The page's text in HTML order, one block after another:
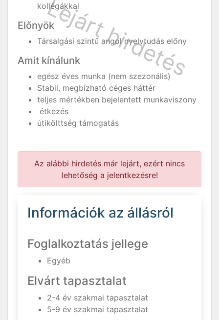
kollégákkal
Előnyök
Társalgási szintű angol nyelvtudás előny
Amit kínálunk
egész éves munka (nem szezonális)
Stabil, megbízható céges háttér
teljes mértékben bejelentett munkaviszony
étkezés
útikölttség támogatás
Az alábbi hirdetés már lejárt, ezért nincs
lehetőség a jelentkezésre!
Információk az állásról
Foglalkoztatás jellege
Egyéb
Elvárt tapasztalat
2-4 év szakmai tapasztalat
5-9 év szakmai tapasztalat